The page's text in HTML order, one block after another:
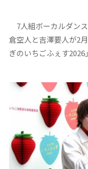
7人組ボーカルダン
倉空人と吉澤要人が2
ぎのいちごふぇす2026